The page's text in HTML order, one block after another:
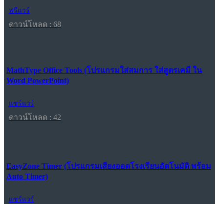
ฟรีแวร์
ดาวน์โหลด : 68
MathType Office Tools (โปรแกรมใส่สมการ ใส่สูตรเคมี ใน
Word PowerPoint)
แชร์แวร์
ดาวน์โหลด : 42
EasyZone Timer (โปรแกรมเสียงออดโรงเรียนอัตโนมัติ พร้อม
Auto Timer)
แชร์แวร์